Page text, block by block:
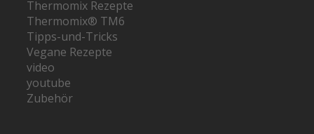
Thermomix Rezepte
Thermomix® TM6
Tipps-und-Tricks
Vegane Rezepte
video
youtube
Zubehör